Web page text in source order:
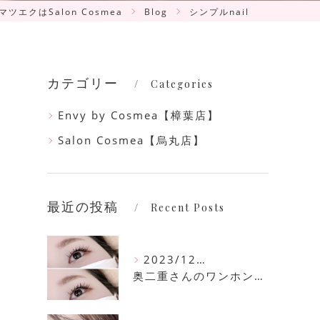
ツエクはSalon Cosmea Blog シンプルnail
カテゴリー Categories
Envy by Cosmea【樟葉店】
Salon Cosmea【烏丸店】
最近の投稿 Recent Posts
2023/12/16
奥二重さんのワンホンマツエク